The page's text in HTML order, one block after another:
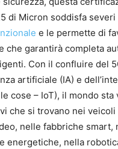
di Micron soddisfa severi
e le permette di
che garantirà completa
Con il confluire del
artificiale (IA) e
cose – IoT), il mondo sta
che si trovano nei veicoli
nelle fabbriche smart,
energetiche, nella